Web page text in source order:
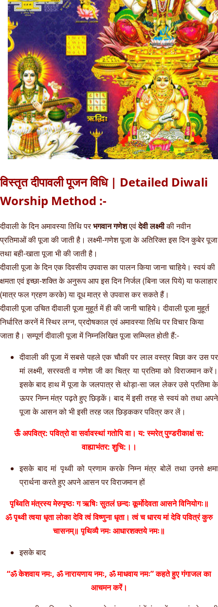
विस्तृत दीपावली पूजन विधि | Detailed Diwali
Worship Method :-
दीवाली के दिन अमावस्या तिथि परभगवान गणेशएवंदेवी लक्ष्मीकी नवीन
प्रतिमाओं की पूजा की जाती है। लक्ष्मी-गणेश पूजा के अतिरिक्त इस दिन कुबेर पूजा
तथा बही-खाता पूजा भी की जाती है।
दीवाली पूजा के दिन एक दिवसीय उपवास का पालन किया जाना चाहिये। स्वयं की
क्षमता एवं इच्छा-शक्ति के अनुरूप आप इस दिन निर्जल (बिना जल पिये) या फलाहार
(मात्र फल ग्रहण करके) या दूध मात्र से उपवास कर सकते हैं।
दीवाली पूजा उचित दीवाली पूजा मुहूर्त में ही की जानी चाहिये। दीवाली पूजा मुहूर्त
निर्धारित करनें में स्थिर लग्न, प्रदोषकाल एवं अमावस्या तिथि पर विचार किया
जाता है। सम्पूर्ण दीवाली पूजा में निम्नलिखित पूजा सम्म्लित होती हैं:-
दीवाली की पूजा में सबसे पहले एक चौकी पर लाल वस्त्र बिछा कर उस पर
मां लक्ष्मी, सरस्वती व गणेश जी का चित्र या प्रतिमा को विराजमान करें।
इसके बाद हाथ में पूजा के जलपात्र से थोड़ा-सा जल लेकर उसे प्रतिमा के
ऊपर निम्न मंत्र पढ़ते हुए छिड़कें। बाद में इसी तरह से स्वयं को तथा अपने
पूजा के आसन को भी इसी तरह जल छिड़ककर पवित्र कर लें।
ऊँ अपवित्र: पवित्रो वा सर्वावस्थां गतोपि वा। य: स्मरेत् पुण्डरीकाक्षं स:
वाह्याभंतर: शुचि:।।
इसके बाद मां पृथ्वी को प्रणाम करके निम्न मंत्र बोलें तथा उनसे क्षमा
प्रार्थना करते हुए अपने आसन पर विराजमान हों
पृथ्विति मंत्रस्य मेरुपृष्ठः ग ऋषिः सुतलं छन्दः कूर्मोदेवता आसने विनियोगः॥
ॐ पृथ्वी त्वया धृता लोका देवि त्वं विष्णुना धृता। त्वं च धारय मां देवि पवित्रं कुरु
चासनम्‌॥ पृथिव्यै नमः आधारशक्तये नमः॥
इसके बाद
“ॐ केशवाय नमः, ॐ नारायणाय नमः, ॐ माधवाय नमः” कहते हुए गंगाजल का
आचमन करें।